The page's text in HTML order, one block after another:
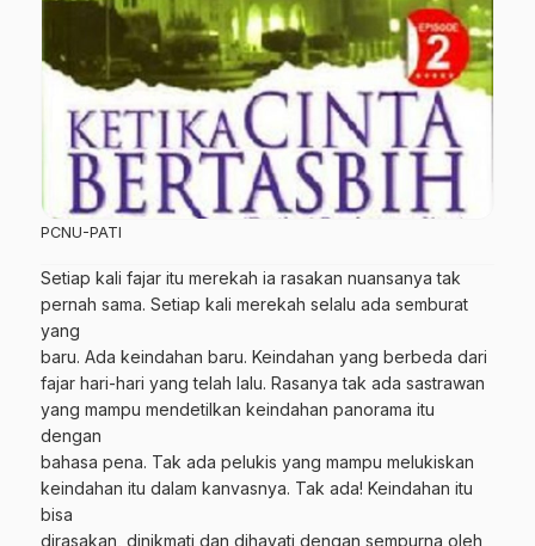
PCNU-PATI
Setiap kali fajar itu merekah ia rasakan nuansanya tak
pernah sama. Setiap kali merekah selalu ada semburat
yang
baru. Ada keindahan baru. Keindahan yang berbeda dari
fajar hari-hari yang telah lalu. Rasanya tak ada sastrawan
yang mampu mendetilkan keindahan panorama itu
dengan
bahasa pena. Tak ada pelukis yang mampu melukiskan
keindahan itu dalam kanvasnya. Tak ada! Keindahan itu
bisa
dirasakan, dinikmati dan dihayati dengan sempurna oleh